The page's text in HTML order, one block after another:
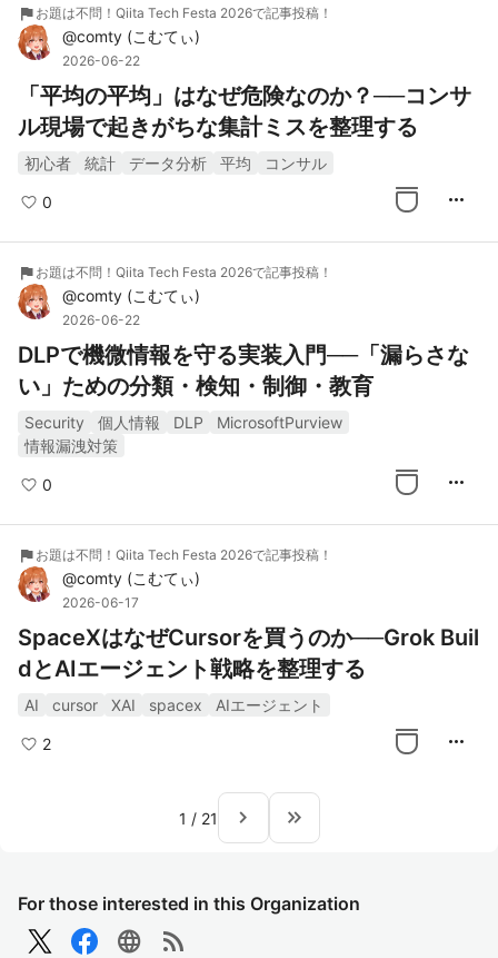
For those interested in this Organization
language rss_feed
flag お題は不問！Qiita Tech Festa 2026で記事投稿！
@comty (こむてぃ)
2026-06-22
「平均の平均」はなぜ危険なのか？──コンサ
ル現場で起きがちな集計ミスを整理する
初心者 統計 データ分析 平均 コンサル
0 more_horiz
flag お題は不問！Qiita Tech Festa 2026で記事投稿！
@comty (こむてぃ)
2026-06-22
DLPで機微情報を守る実装入門──「漏らさな
い」ための分類・検知・制御・教育
Security 個人情報 DLP
MicrosoftPurview
情報漏洩対策
0 more_horiz
flag お題は不問！Qiita Tech Festa 2026で記事投稿！
@comty (こむてぃ)
2026-06-17
SpaceXはなぜCursorを買うのか──Grok Buil
dとAIエージェント戦略を整理する
AI cursor XAI spacex AIエージェント
2 more_horiz
1 / 21 navigate_next keyboard_double_arrow_right